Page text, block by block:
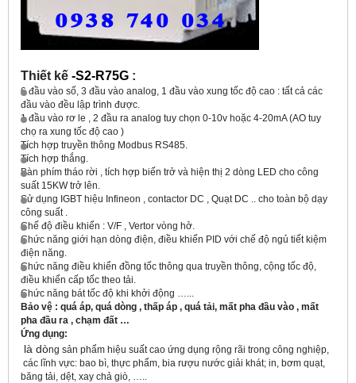
Thiết kế -S2-R75G :
6 đầu vào số, 3 đầu vào analog, 1 đầu vào xung tốc độ cao : tất cả các
đầu vào đều lập trình được.
1 đầu vào rơ le , 2 đầu ra analog tuy chọn 0-10v hoặc 4-20mA (AO tuy
chọ ra xung tốc độ cao )
Tích hợp truyền thông Modbus RS485.
Tích hợp thắng.
Bàn phím tháo rời , tích hợp biến trở và hiện thị 2 dòng LED cho công
suất 15KW trở lên.
Sử dụng IGBT hiệu Infineon , contactor DC , Quạt DC .. cho toàn bộ dạy
công suất .
Chế độ điều khiển : V/F , Vertor vòng hở.
Chức năng giới hạn dòng điện, điều khiển PID với chế độ ngủ tiết kiệm
điện năng.
Chức năng điều khiển đồng tốc thông qua truyền thông, cộng tốc độ,
điều khiển cấp tốc theo tải.
Chức năng bát tốc độ khi khởi động …...
Bảo vệ : quá áp, quá dòng , thấp áp , quá tải, mất pha đầu vào , mất
pha đầu ra , chạm đất …
Ứng dụng:
là dòng sản phẩm hiệu suất cao ứng dụng rộng rãi trong công nghiệp,
các lĩnh vực: bao bì, thực phẩm, bia rượu nước giải khát; in, bơm quạt,
băng tải, dệt, xay chả giò, …..